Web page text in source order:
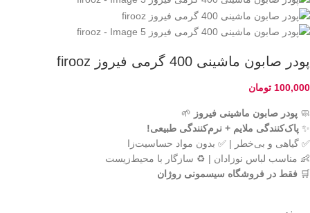
پودر صابون ماشینی 400 گرمی فیروز firooz
100,000 تومان
🧼 پودر صابون ماشینی فیروز 🌱
✨ پاک‌کنندگی ملایم + نرم‌کنندگی طبیعی!
✅ گیاهی و بی‌خطر | ✅ بدون مواد حساسیت‌زا
👶 مناسب لباس نوزادان | ♻️ سازگار با محیط‌زیست
🛒 فقط در فروشگاه سیسمونی روژان